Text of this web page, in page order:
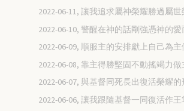
2022-06-11, 讓我追求屬神榮耀勝過屬世
2022-06-10, 警醒在神的話剛強憑神的愛
2022-06-09, 順服主的安排獻上自己為主
2022-06-08, 靠主得勝堅固不動搖竭力做
2022-06-07, 與基督同死長出復活榮耀的
2022-06-06, 讓我跟隨基督一同復活作王